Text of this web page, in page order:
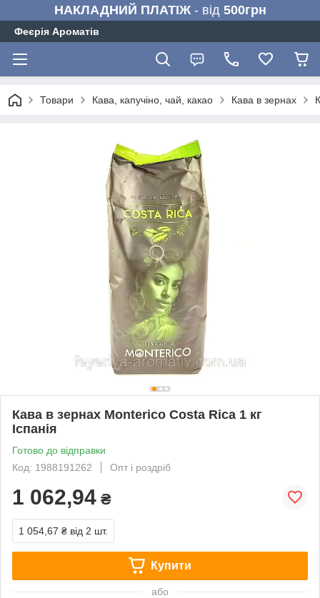
НАКЛАДНИЙ ПЛАТІЖ- від 500грн
Феєрія Ароматів
Товари Кава, капучіно, чай, какао Кава в зернах
Кава в зернах Monterico Costa Rica 1 кг
Іспанія
Готово до відправки
Код: 1988191262
Опт і роздріб
1 062,94 ₴
1 054,67 ₴ від 2 шт.
Купити
або